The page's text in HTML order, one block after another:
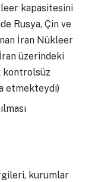
kapasitesini
Rusya, Çin ve
İran Nükleer
üzerindeki
kontrolsüz
etmekteydi)
kurumlar